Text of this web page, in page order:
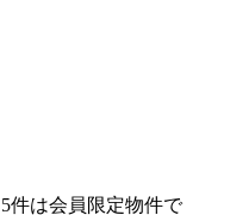
5件は会員限定物件で